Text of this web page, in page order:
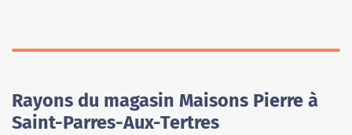
Rayons du magasin Maisons Pierre à
Saint-Parres-Aux-Tertres